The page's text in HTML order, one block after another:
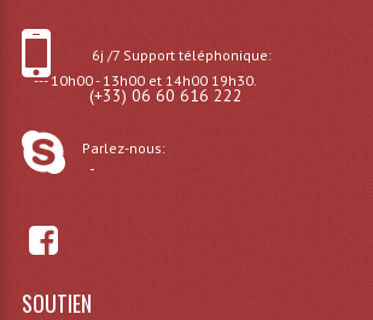
6j /7 Support téléphonique:
--- 10h00 - 13h00 et 14h00 19h30.
(+33) 06 60 616 222
Parlez-nous:
-
SOUTIEN